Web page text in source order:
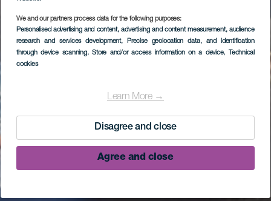
We and our partners process data for the following purposes:
Personalised advertising and content, advertising and content measurement, audience
research and services development, Precise geolocation data, and identification
through device scanning, Store and/or access information on a device, Technical
cookies
Learn More →
Disagree and close
Agree and close